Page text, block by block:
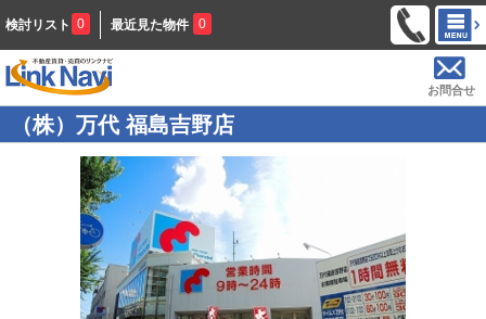
検討リスト 0 最近見た物件 0
お問合せ
（株）万代 福島吉野店